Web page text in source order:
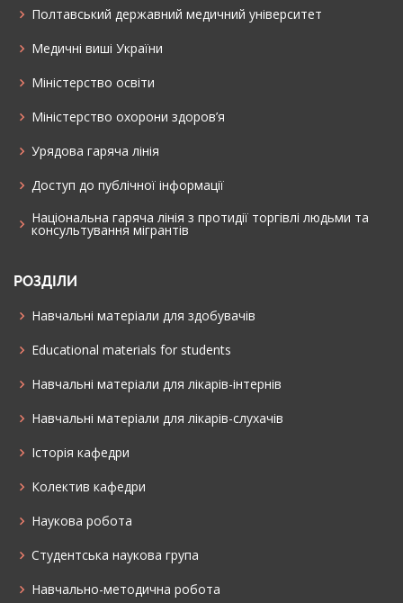
Полтавський державний медичний університет
Медичні виші України
Міністерство освіти
Міністерство охорони здоров’я
Урядова гаряча лінія
Доступ до публічної інформації
Національна гаряча лінія з протидії торгівлі людьми та
консультування мiгрантiв
РОЗДІЛИ
Навчальні матеріали для здобувачів
Educational materials for students
Навчальні матеріали для лікарів-інтернів
Навчальні матеріали для лікарів-слухачів
Історія кафедри
Колектив кафедри
Наукова робота
Cтудентська наукова група
Навчально-методична робота